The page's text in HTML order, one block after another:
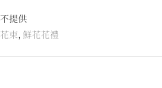
不提供
花束, 鮮花花禮